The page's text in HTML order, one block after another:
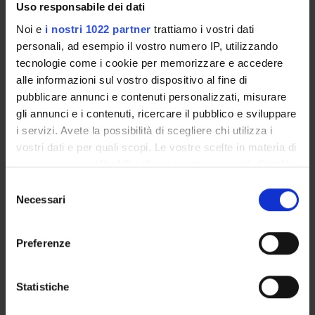
Uso responsabile dei dati
Noi e i nostri 1022 partner trattiamo i vostri dati
personali, ad esempio il vostro numero IP, utilizzando
tecnologie come i cookie per memorizzare e accedere
alle informazioni sul vostro dispositivo al fine di
pubblicare annunci e contenuti personalizzati, misurare
gli annunci e i contenuti, ricercare il pubblico e sviluppare
i servizi. Avete la possibilità di scegliere chi utilizza i
vostri dati e per quali scopi. Le vostre scelte in materia di
privacy sono applicabili solo su questa proprietà digitale
modificare o revocare il proprio consenso in qualsiasi
momento dalla Dichiarazione sui cookie o facendo clic
raccogliere informazioni sulla tua posizione
geografica, con un'approssimazione di qualche
delNecessari
Preferenze
Statistiche
ORGANIZATION
GOVERNANCE
COMMITTEES
DEPARTMENT ADMINISTRATION OFFICES
STUDENT ADMINISTRATION OFFICES
CENTRES